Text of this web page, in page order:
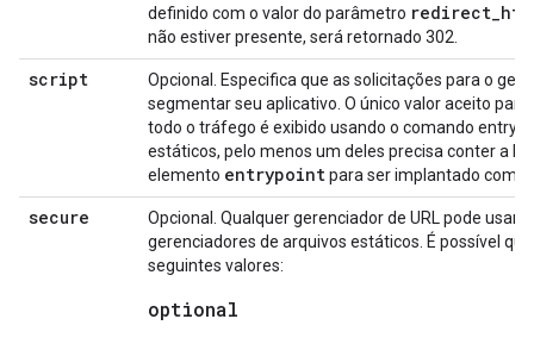
definido com o valor do parâmetro
não estiver presente, será retornado 302.
script
Opcional. Especifica que as solicitações para o
segmentar seu aplicativo. O único valor aceito
todo o tráfego é exibido usando o comando
estáticos, pelo menos um deles precisa conter a
elemento entrypointpara ser implantado com
secure
Opcional. Qualquer gerenciador de URL pode usar
gerenciadores de arquivos estáticos. É possível
seguintes valores:
optional